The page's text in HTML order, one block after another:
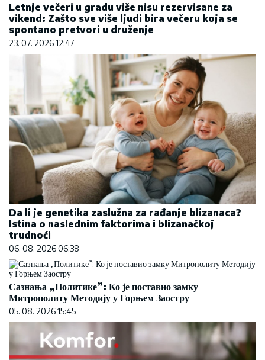
Letnje večeri u gradu više nisu rezervisane za
vikend: Zašto sve više ljudi bira večeru koja se
spontano pretvori u druženje
23. 07. 2026 12:47
Da li je genetika zaslužna za rađanje blizanaca?
Istina o naslednim faktorima i blizanačkoj
trudnoći
06. 08. 2026 06:38
Сазнања „Политике”: Ко је поставио замку
Митрополиту Методију у Горњем Заостру
05. 08. 2026 15:45